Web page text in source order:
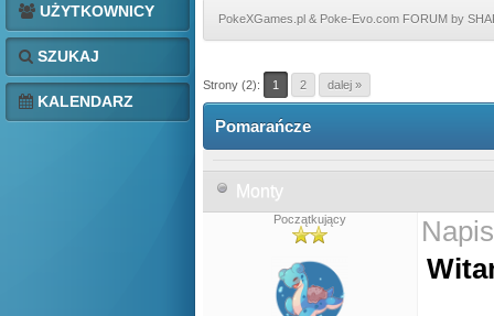
UŻYTKOWNICY
SZUKAJ
KALENDARZ
PokeXGames.pl & Poke-Evo.com FORUM by
Strony (2): 1 2 dalej »
Pomarańcze
Monty
Początkujący